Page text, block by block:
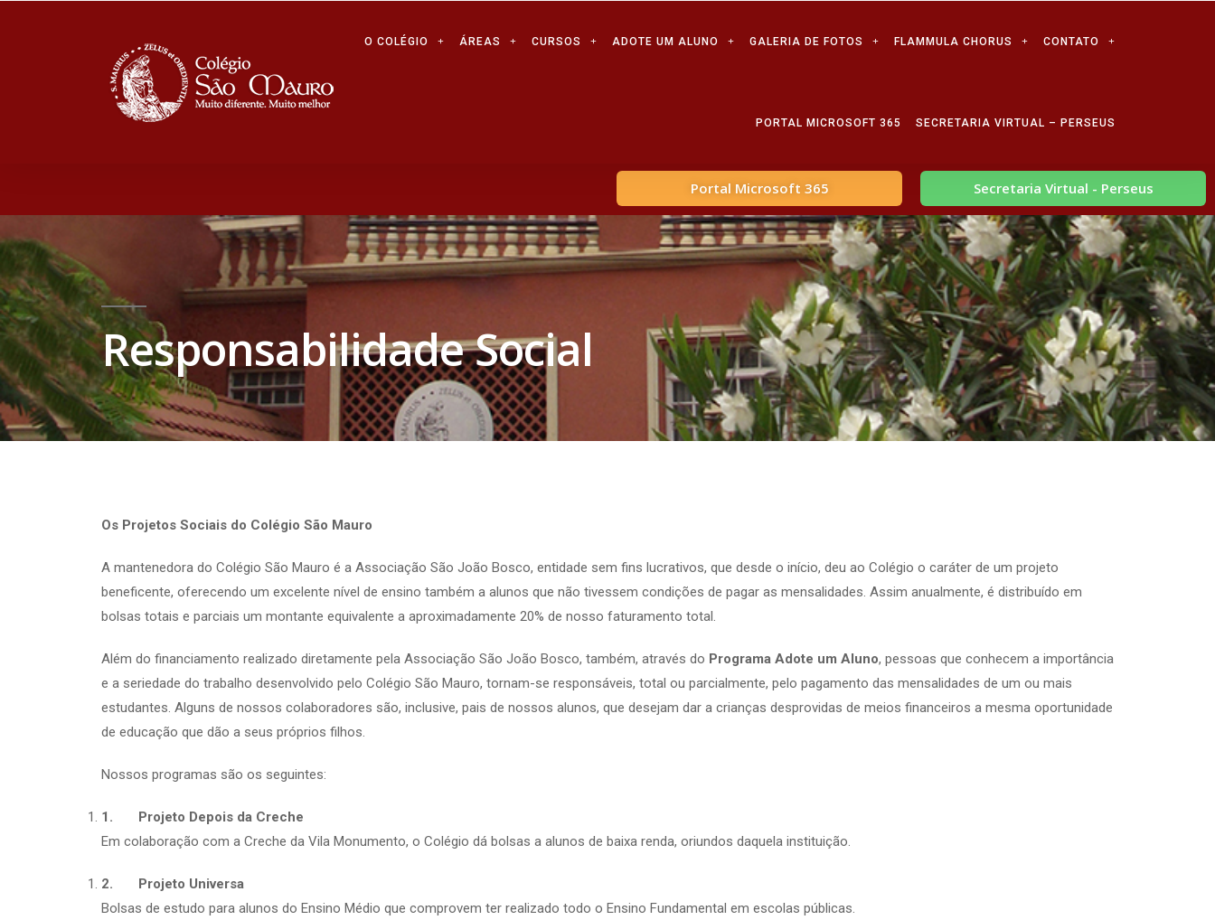
O COLÉGIO ÁREAS CURSOS ADOTE UM ALUNO GALERIA DE FOTOS FLAMMULA CHORUS CONTATO
PORTAL MICROSOFT 365 SECRETARIA VIRTUAL – PERSEUS
Portal Microsoft 365 Secretaria Virtual - Perseus
Responsabilidade Social
Os Projetos Sociais do Colégio São Mauro
A mantenedora do Colégio São Mauro é a Associação São João Bosco, entidade sem fins lucrativos, que desde o início, deu ao Colégio o caráter de um projeto
beneficente, oferecendo um excelente nível de ensino também a alunos que não tivessem condições de pagar as mensalidades. Assim anualmente, é distribuído em
bolsas totais e parciais um montante equivalente a aproximadamente 20% de nosso faturamento total.
Além do financiamento realizado diretamente pela Associação São João Bosco, também, através do Programa Adote um Aluno, pessoas que conhecem a importância
e a seriedade do trabalho desenvolvido pelo Colégio São Mauro, tornam-se responsáveis, total ou parcialmente, pelo pagamento das mensalidades de um ou mais
estudantes. Alguns de nossos colaboradores são, inclusive, pais de nossos alunos, que desejam dar a crianças desprovidas de meios financeiros a mesma oportunidade
de educação que dão a seus próprios filhos.
Nossos programas são os seguintes:
1. Projeto Depois da Creche
Em colaboração com a Creche da Vila Monumento, o Colégio dá bolsas a alunos de baixa renda, oriundos daquela instituição.
2. Projeto Universa
Bolsas de estudo para alunos do Ensino Médio que comprovem ter realizado todo o Ensino Fundamental em escolas públicas.